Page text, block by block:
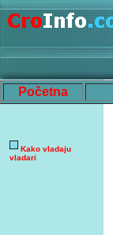
Početna
Kako vladaju
vladari